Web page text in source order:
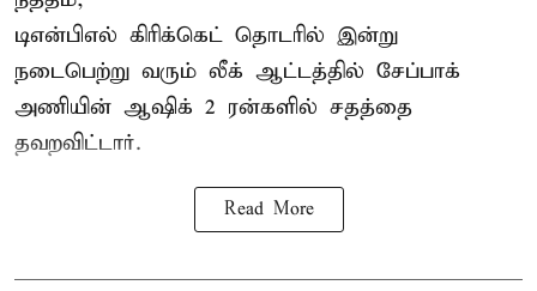
டிஎன்பிஎல் கிரிக்கெட் தொடரில் இன்று
நடைபெற்று வரும் லீக் ஆட்டத்தில் சேப்பாக்
அணியின் ஆஷிக் 2 ரன்களில் சதத்தை
தவறவிட்டார்.
Read More